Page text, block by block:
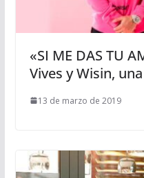
«SI ME DAS TU
Vives y Wisin,
13 de marzo de 2019